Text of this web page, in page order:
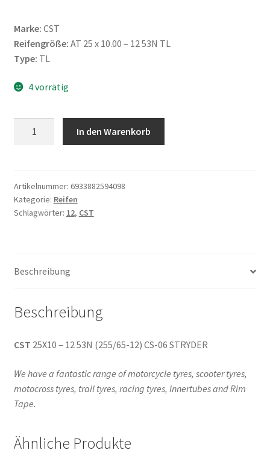
Marke: CST
Reifengröße: AT 25 x 10.00 – 12 53N TL
Type: TL
4 vorrätig
53N
(255/65-
12)
Menge
In den Warenkorb
Artikelnummer: 6933882594098
Kategorie: Reifen
Schlagwörter: 12, CST
Beschreibung
Beschreibung
CST 25X10 – 12 53N (255/65-12) CS-06 STRYDER
We have a fantastic range of motorcycle tyres, scooter tyres,
motocross tyres, trail tyres, racing tyres, Innertubes and Rim
Tape.
Ähnliche Produkte